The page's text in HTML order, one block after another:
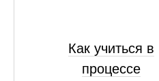
Как учиться в
процессе